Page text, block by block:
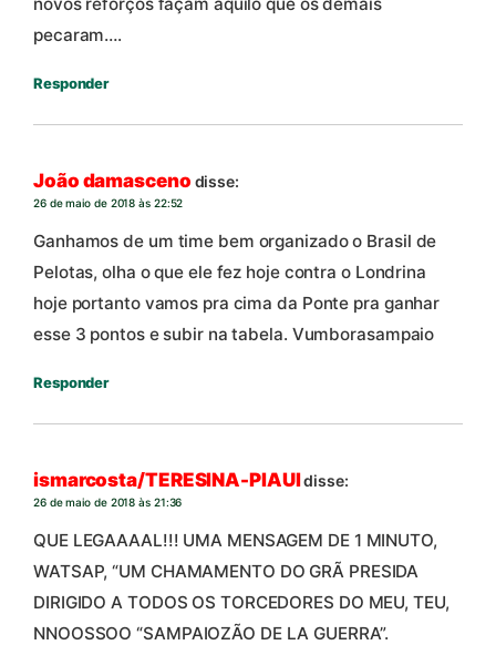
pecaram….
Responder
João damasceno disse:
26 de maio de 2018 às 22:52
Ganhamos de um time bem organizado o Brasil de
Pelotas, olha o que ele fez hoje contra o Londrina
hoje portanto vamos pra cima da Ponte pra ganhar
esse 3 pontos e subir na tabela. Vumborasampaio
Responder
ismarcosta/TERESINA-PIAUIdisse:
26 de maio de 2018 às 21:36
QUE LEGAAAAL!!! UMA MENSAGEM DE 1 MINUTO,
WATSAP, “UM CHAMAMENTO DO GRÃ PRESIDA
DIRIGIDO A TODOS OS TORCEDORES DO MEU, TEU,
NNOOSSOO “SAMPAIOZÃO DE LA GUERRA”.